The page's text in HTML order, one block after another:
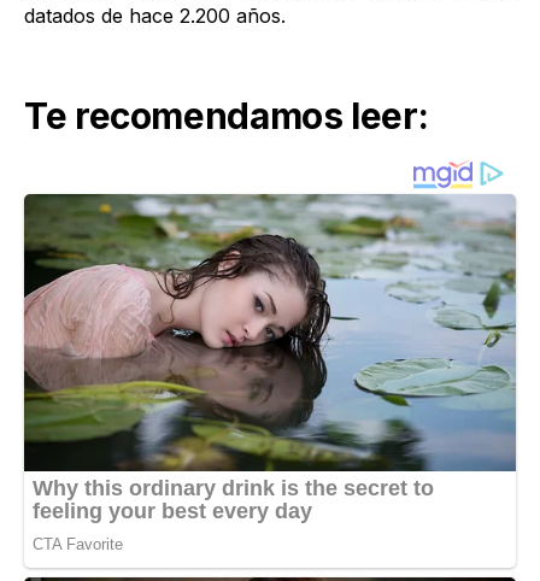
datados de hace 2.200 años.
Te recomendamos leer: